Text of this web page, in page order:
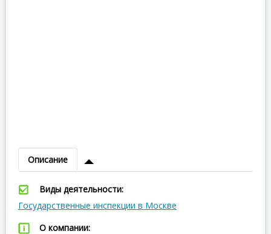
Описание
Виды деятельности:
Государственные инспекции в Москве
О компании: